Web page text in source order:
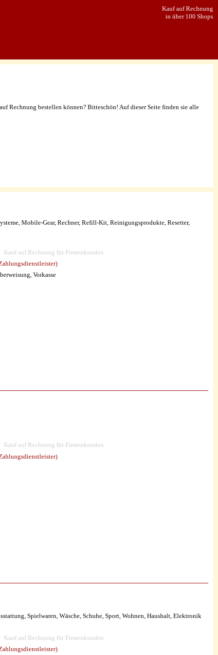
Kauf auf Rechnung
in über 100 Shops
Rechnung bestellen können? Bitteschön! Auf dieser Seite finden sie alle
Mobile-Gear, Rechner, Refill-Kit, Reinigungsprodukte, Resetter,
Kauf auf Rechnung für Firmenkunden
Vorkasse
Kauf auf Rechnung für Firmenkunden
Spielwaren, Wäsche, Schuhe, Sport, Wohnen, Haushalt, Elektronik
Kauf auf Rechnung für Firmenkunden